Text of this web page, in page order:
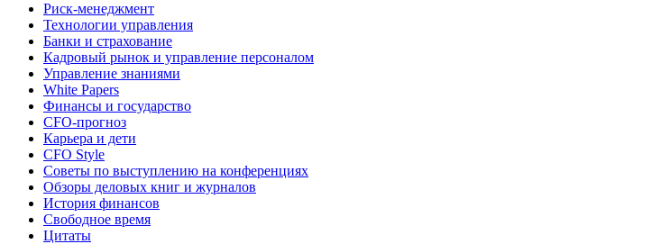
Риск-менеджмент
Технологии управления
Банки и страхование
Кадровый рынок и управление персоналом
Управление знаниями
White Papers
Финансы и государство
CFO-прогноз
Карьера и дети
CFO Style
Советы по выступлению на конференциях
Обзоры деловых книг и журналов
История финансов
Свободное время
Цитаты